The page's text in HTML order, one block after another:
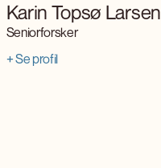
Karin Topsø Larsen
Seniorforsker
+ Se profil